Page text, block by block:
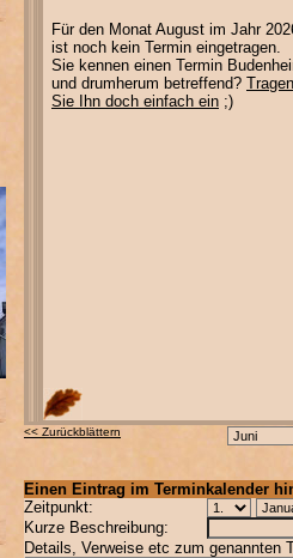
Für den Monat August im Jahr
ist noch kein Termin eingetragen.
Sie kennen einen Termin
und drumherum betreffend? Tragen
Sie Ihn doch einfach ein ;)
<< Zurückblättern
Einen Eintrag im Terminkalender
Zeitpunkt:
Kurze Beschreibung:
Details, Verweise etc zum genannten